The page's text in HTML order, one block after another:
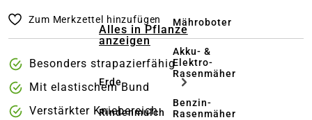
Alles in Pflanze
anzeigen
Erde
Rindenmulch
Mähroboter
Akku- &
Elektro-
Rasenmäher
Benzin-
Rasenmäher
Zum Merkzettel hinzufügen
Besonders strapazierfähig
Mit elastischem Bund
Verstärkter Kniebereich